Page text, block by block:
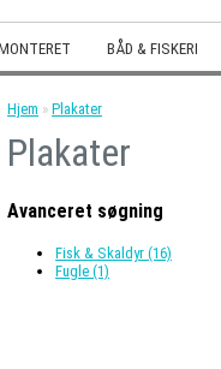
BÅD & FISKERI
Hjem » Plakater
Plakater
Avanceret søgning
Fisk & Skaldyr (16)
Fugle (1)